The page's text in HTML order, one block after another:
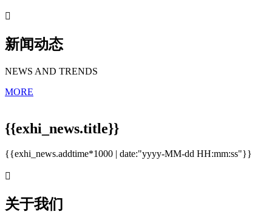

新闻动态
NEWS AND TRENDS
MORE
{{exhi_news.title}}
{{exhi_news.addtime*1000 | date:"yyyy-MM-dd HH:mm:ss"}}

关于我们